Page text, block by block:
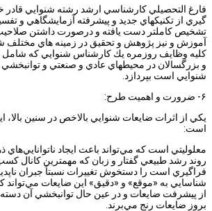
فارغ التحصيلي كارشناسي ارشد رشته شنوايي قادر
گيري از تكنيكهاي جديد و پيشرفته آزمايشگاهي و
تشخيص كاملتر دست يافته و درصورت داشتن
آموزش و نيز پژوهش و تحقيق در زمينه هاي مختلف
كليه وظايف روزمره يك كارشناس شنوايي كه شامل
و بزرگسالان در محيطهاي عادي و صنعتي و توانبخشي
شنوايي است بپردازد.
۶- ضرورت و اهميت طرح:
يكي از اثرات ضايعات شنوايي بالاخص در سنين بالا،
است:
معلوليتي است كه مي‌تواند باعث ايجاد
روند رشد طبيعي گفتار و زبان كه مهمترين كانال
فراگيري است را دستخوش تغييرات نسبتاً جبران
شناسايي به «موقع» و «دقيق» اين ضايعات
از پيشرفت ضايعات و در عين حال توانبخشي آن دسته
بروز ضايعات رنج مي‌برند.